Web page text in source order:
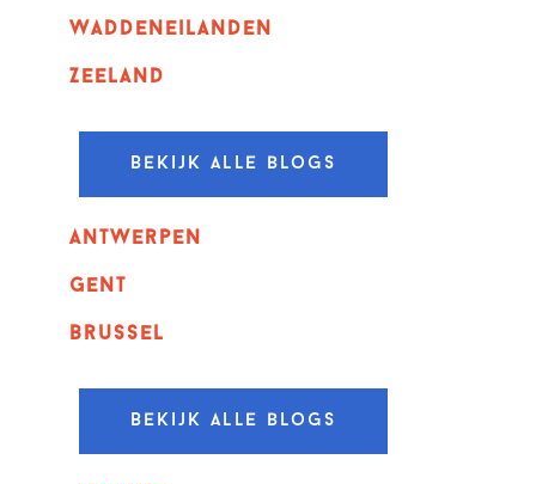
Waddeneilanden
Zeeland
Bekijk alle blogs
Antwerpen
GENT
Brussel
Bekijk alle blogs